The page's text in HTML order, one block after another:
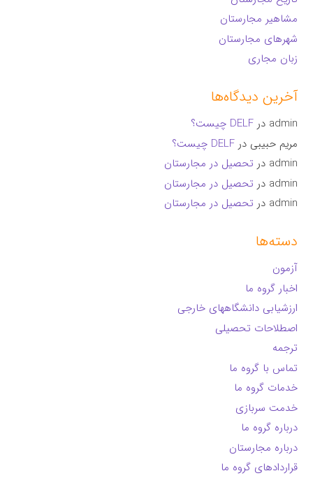
مشاهیر مجارستان
شهرهای مجارستان
زبان مجاری
آخرین دیدگاه‌ها
admin درDELF چیست؟
مریم حبیبی درDELF چیست؟
admin در تحصیل در مجارستان
admin در تحصیل در مجارستان
admin در تحصیل در مجارستان
دسته‌ها
آزمون
اخبار گروه ما
ارزشیابی دانشگاههای خارجی
اصطلاحات تحصیلی
ترجمه
تماس با گروه ما
خدمات گروه ما
خدمت سربازی
درباره گروه ما
درباره مجارستان
قراردادهای گروه ما